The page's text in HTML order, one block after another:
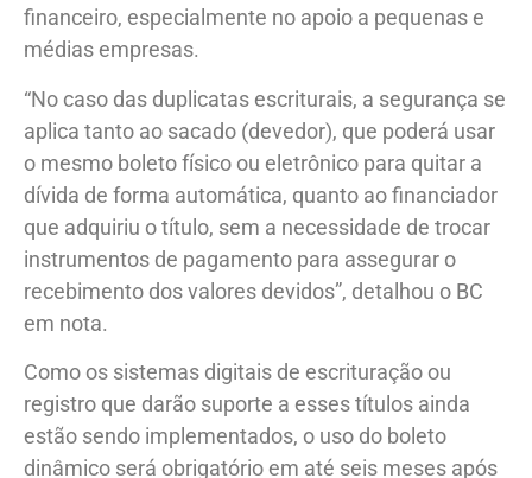
financeiro, especialmente no apoio a pequenas e
médias empresas.
“No caso das duplicatas escriturais, a segurança se
aplica tanto ao sacado (devedor), que poderá usar
o mesmo boleto físico ou eletrônico para quitar a
dívida de forma automática, quanto ao financiador
que adquiriu o título, sem a necessidade de trocar
instrumentos de pagamento para assegurar o
recebimento dos valores devidos”, detalhou o BC
em nota.
Como os sistemas digitais de escrituração ou
registro que darão suporte a esses títulos ainda
estão sendo implementados, o uso do boleto
dinâmico será obrigatório em até seis meses após